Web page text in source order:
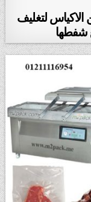
الاكياس لتغليف
شفطها